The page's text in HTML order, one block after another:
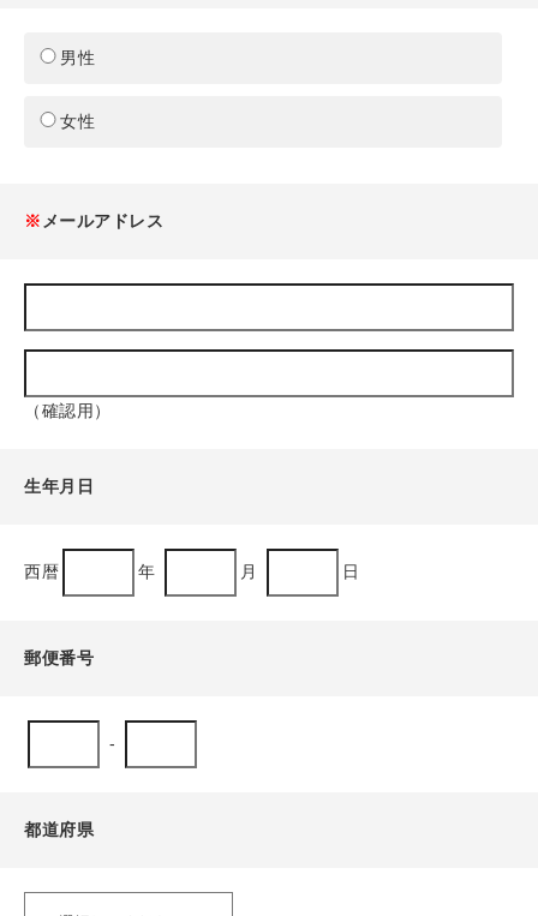
男性
女性
※ メールアドレス
（確認用）
生年月日
西暦 年 月 日
郵便番号
-
都道府県